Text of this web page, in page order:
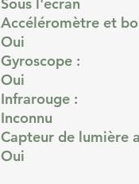
Sous l'écran
Accéléromètre et
Oui
Gyroscope :
Oui
Infrarouge :
Inconnu
Capteur de lumière
Oui